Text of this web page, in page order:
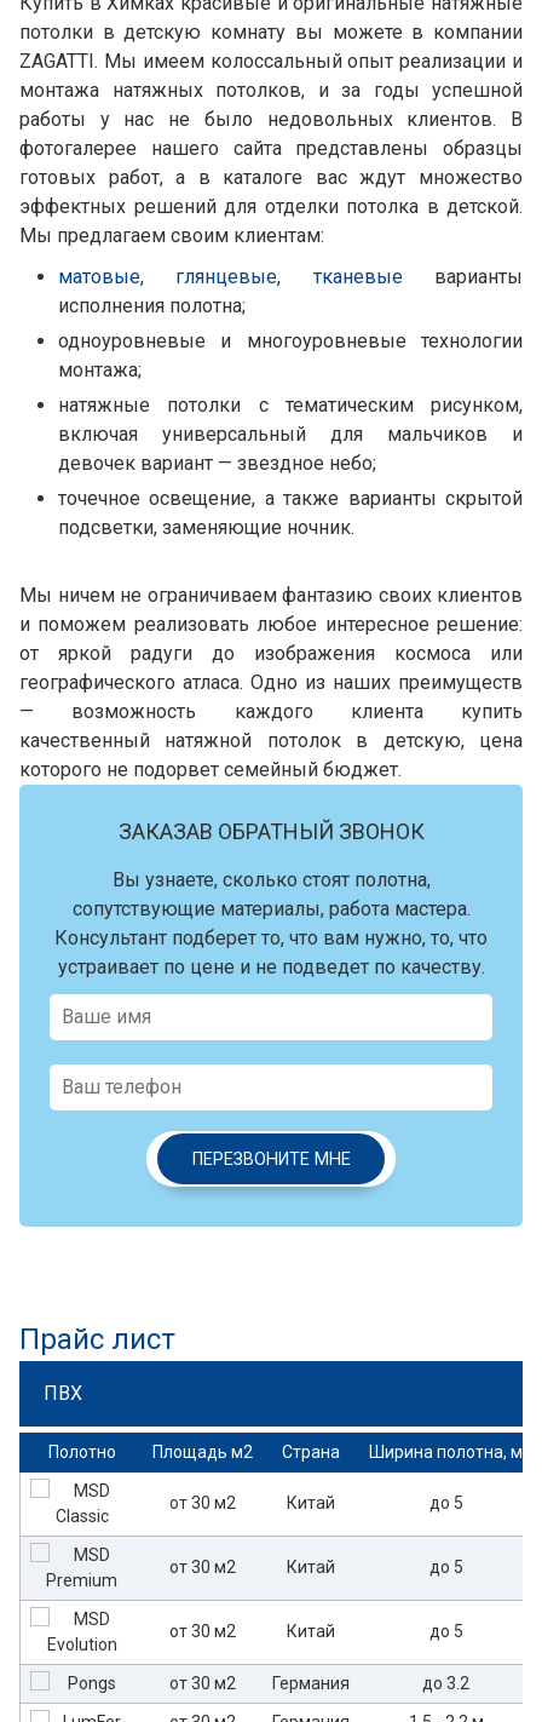
потолки в детскую комнату вы можете в компании
ZAGATTI. Мы имеем колоссальный опыт реализации и
монтажа натяжных потолков, и за годы успешной
работы у нас не было недовольных клиентов. В
фотогалерее нашего сайта представлены образцы
готовых работ, а в каталоге вас ждут множество
эффектных решений для отделки потолка в детской.
Мы предлагаем своим клиентам:
матовые, глянцевые,тканевыеварианты
исполнения полотна;
одноуровневые и многоуровневые технологии
монтажа;
натяжные потолки с тематическим рисунком,
включая универсальный для мальчиков и
девочек вариант — звездное небо;
точечное освещение, а также варианты скрытой
подсветки, заменяющие ночник.
Мы ничем не ограничиваем фантазию своих клиентов
и поможем реализовать любое интересное решение:
от яркой радуги до изображения космоса или
географического атласа. Одно из наших преимуществ
— возможность каждого клиента купить
качественный натяжной потолок в детскую, цена
которого не подорвет семейный бюджет.
ЗАКАЗАВ ОБРАТНЫЙ ЗВОНОК
Вы узнаете, сколько стоят полотна,
сопутствующие материалы, работа мастера.
Консультант подберет то, что вам нужно, то, что
устраивает по цене и не подведет по качеству.
ПЕРЕЗВОНИТЕ МНЕ
Прайс лист
ПВХ
Полотно Площадь м2 Страна Ширина полотна, м
от 30 м2 Китай до 5
от 30 м2 Китай до 5
от 30 м2 Китай до 5
от 30 м2 Германия
до 3.2